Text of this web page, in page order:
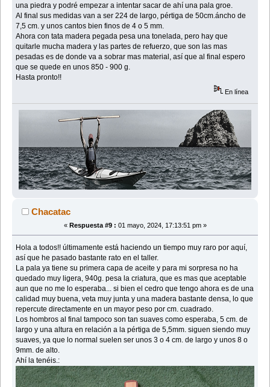
una piedra y podré empezar a intentar sacar de ahí una pala groe.
Al final sus medidas van a ser 224 de largo, pértiga de 50cm.áncho de
7,5 cm. y unos cantos bien finos de 4 o 5 mm.
Ahora con tata madera pegada pesa una tonelada, pero hay que
quitarle mucha madera y las partes de refuerzo, que son las mas
pesadas es de donde va a sobrar mas material, así que al final espero
que se quede en unos 850 - 900 g.
Hasta pronto!!
En línea
Chacatac
« Respuesta #9 : 01 mayo, 2024, 17:13:51 pm »
Hola a todos!! últimamente está haciendo un tiempo muy raro por aquí,
así que he pasado bastante rato en el taller.
La pala ya tiene su primera capa de aceite y para mi sorpresa no ha
quedado muy ligera, 940g. pesa la criatura, que es mas que aceptable
aun que no me lo esperaba... si bien el cedro que tengo ahora es de una
calidad muy buena, veta muy junta y una madera bastante densa, lo que
repercute directamente en un mayor peso por cm. cuadrado.
Los hombros al final tampoco son tan suaves como esperaba, 5 cm. de
largo y una altura en relación a la pértiga de 5,5mm. siguen siendo muy
suaves, ya que lo normal suelen ser unos 3 o 4 cm. de largo y unos 8 o
9mm. de alto.
Ahí la tenéis.: